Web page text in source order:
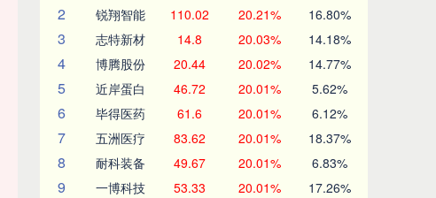
2 锐翔智能 110.02 20.21% 16.80%
3 志特新材 14.8 20.03% 14.18%
4 博腾股份 20.44 20.02% 14.77%
5 近岸蛋白 46.72 20.01% 5.62%
6 毕得医药 61.6 20.01% 6.12%
7 五洲医疗 83.62 20.01% 18.37%
8 耐科装备 49.67 20.01% 6.83%
9 一博科技 53.33 20.01% 17.26%